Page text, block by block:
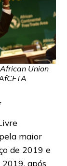
Union
maior
de 2019 e
após